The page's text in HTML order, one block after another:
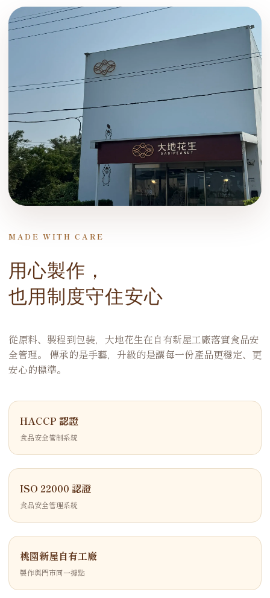
MADE WITH CARE
用心製作，
也用制度守住安心
從原料、製程到包裝，大地花生在自有新屋工廠落實食品安
全管理。 傳承的是手藝，升級的是讓每一份產品更穩定、更
安心的標準。
HACCP 認證
食品安全管制系統
ISO 22000 認證
食品安全管理系統
桃園新屋自有工廠
製作與門市同一據點